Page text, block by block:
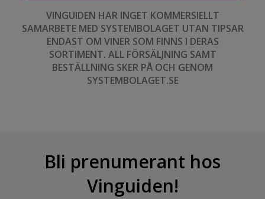
VINGUIDEN HAR INGET KOMMERSIELLT
SAMARBETE MED SYSTEMBOLAGET UTAN TIPSAR
ENDAST OM VINER SOM FINNS I DERAS
SORTIMENT. ALL FÖRSÄLJNING SAMT
BESTÄLLNING SKER PÅ OCH GENOM
SYSTEMBOLAGET.SE
Bli prenumerant hos
Vinguiden!